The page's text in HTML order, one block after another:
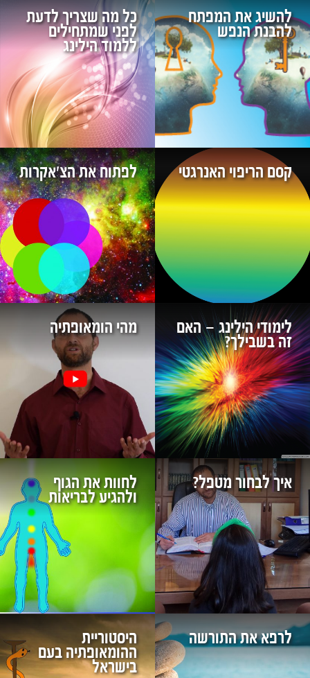
להשיג את המפתח
להבנת הנפש
כל מה שצריך לדעת
לפני שמתחילים
ללמוד הילינג
קסם הריפוי האנרגטי לפתוח את הצ'אקרות
לימודי הילינג – האם
זה בשבילך?
מהי הומאופתיה
איך לבחור מטפל? לחוות את הגוף
ולהגיע לבריאות
לרפא את התורשה היסטוריית
ההומאופתיה בעם
בישראל